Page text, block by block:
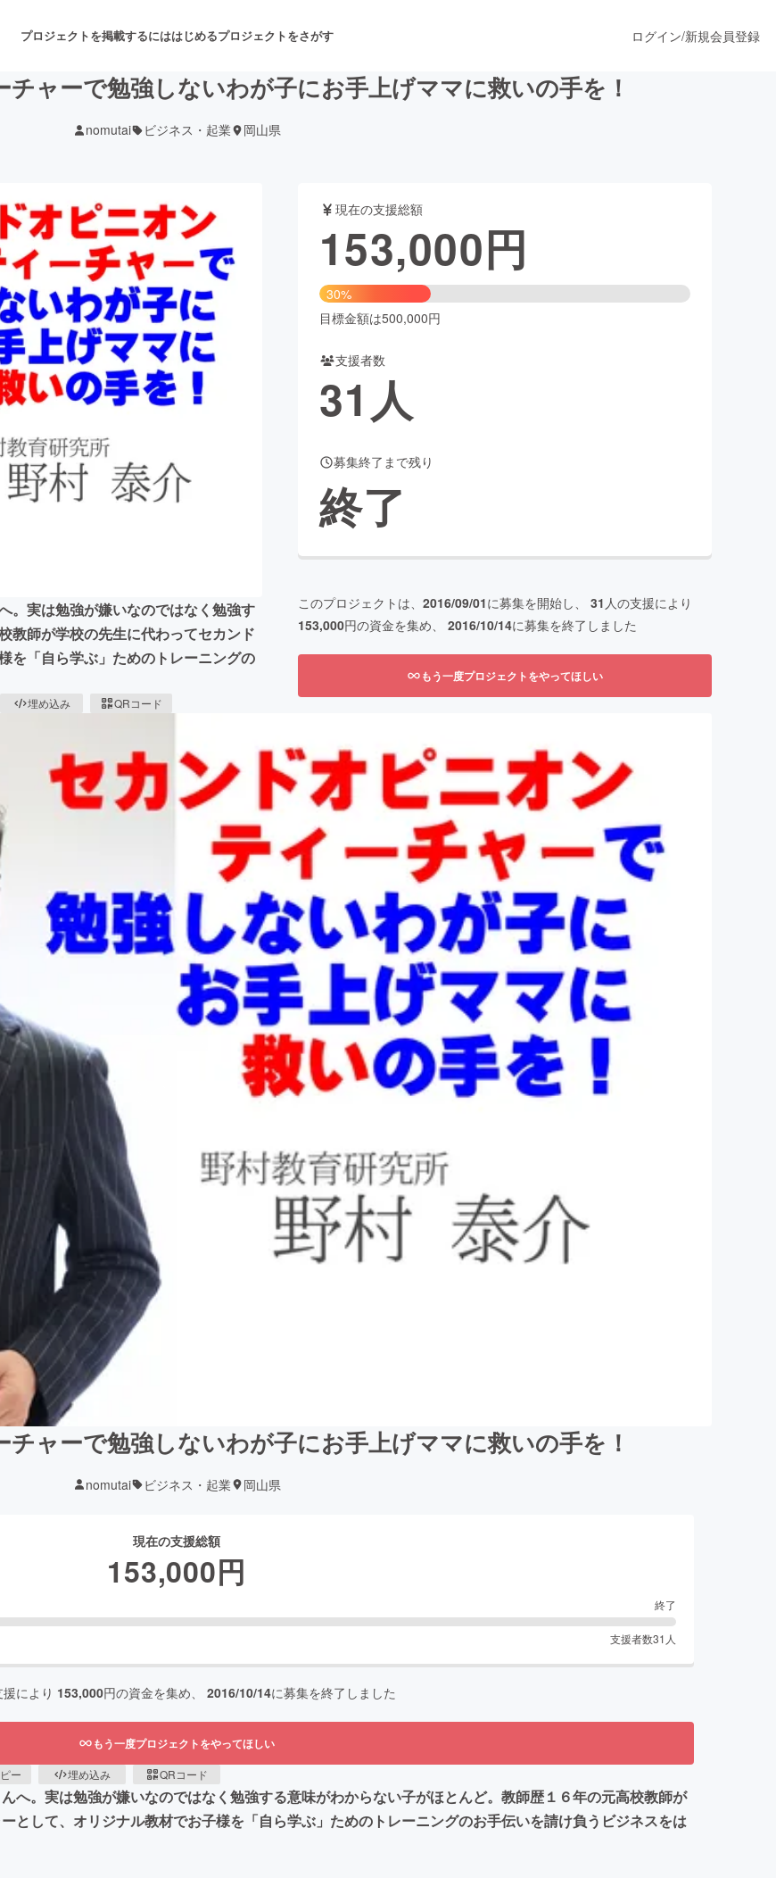
プロジェクトを掲載するにははじめるプロジェクトをさがす
音楽 舞台・パフォーマンス
ーム・サービス開発 フード・飲食店 ファッション
籍・雑誌出版
ャレンジ ビューティー・ヘルスケア
CAMPFIRE for Social Good
CAMPFIREふるさと納税
ログイン/新規会員登録
ャーで勉強しないわが子にお手上げママに救いの手を！
nomutai ビジネス・起業 岡山県
。実は勉強が嫌いなのではなく勉強す
教師が学校の先生に代わってセカンド
を「自ら学ぶ」ためのトレーニングの
埋め込み QRコード
現在の支援総額
153,000円
30%
目標金額は500,000円
支援者数
31 人
募集終了まで残り
終了
このプロジェクトは、 2016/09/01に募集を開始し、 31 人の支援により
153,000円の資金を集め、 2016/10/14に募集を終了しました
もう一度プロジェクトをやってほしい
ャーで勉強しないわが子にお手上げママに救いの手を！
nomutai ビジネス・起業 岡山県
現在の支援総額
153,000円
終了
支援者数31 人
援により 153,000円の資金を集め、 2016/10/14に募集を終了しました
もう一度プロジェクトをやってほしい
ー 埋め込み QRコード
へ。実は勉強が嫌いなのではなく勉強する意味がわからない子がほとんど。教師歴１６年の元高校教師が
として、オリジナル教材でお子様を「自ら学ぶ」ためのトレーニングのお手伝いを請け負うビジネスをは